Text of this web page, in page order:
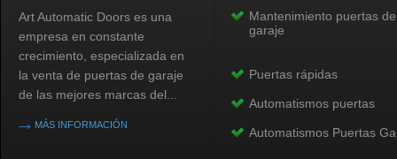
Art Automatic Doors es una
empresa en constante
crecimiento, especializada en
la venta de puertas de garaje
de las mejores marcas del...
MÁS INFORMACIÓN
Mantenimiento puertas de
garaje
Puertas rápidas
Automatismos puertas
Automatismos Puertas